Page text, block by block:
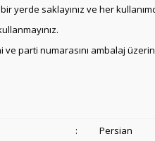
yerde saklayınız ve her
ve parti numarasını ambalaj
:
Persian